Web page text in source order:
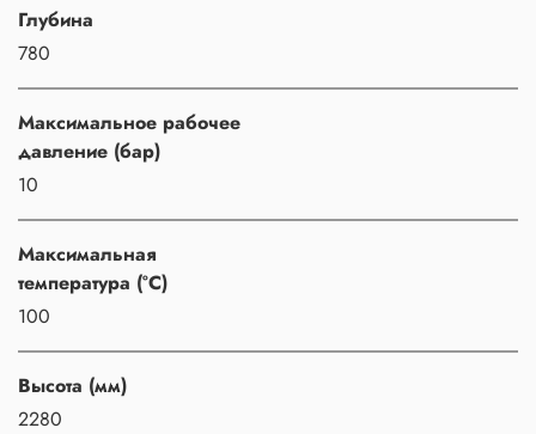
Глубина
780
Максимальное рабочее
давление (бар)
10
Максимальная
температура (°C)
100
Высота (мм)
2280